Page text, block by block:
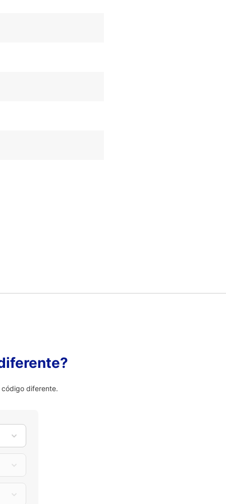
código diferente.